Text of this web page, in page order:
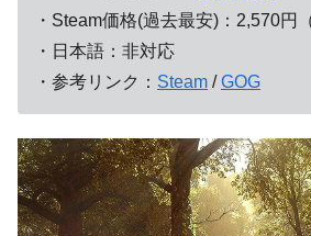
・Steam価格(過去最安)：2,570円
・日本語：非対応
・参考リンク： Steam /GOG